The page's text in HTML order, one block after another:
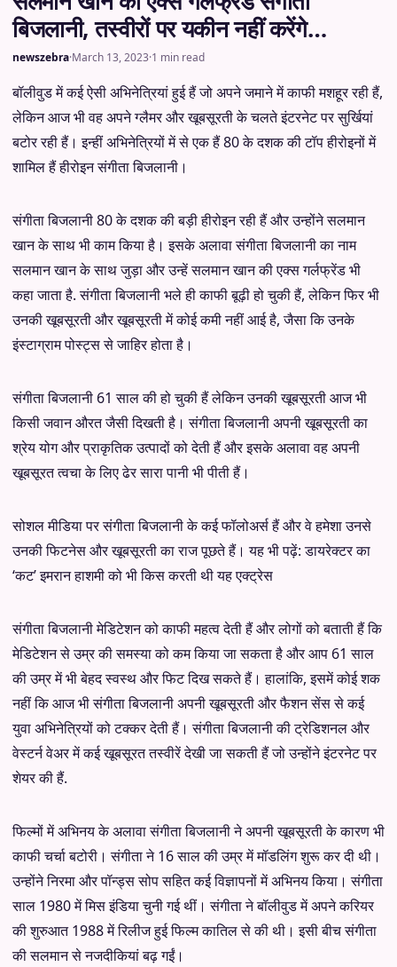
बिजलानी, तस्वीरों पर यकीन नहीं करेंगे…
newszebra·March 13, 2023·1 min read
बॉलीवुड में कई ऐसी अभिनेत्रियां हुई हैं जो अपने जमाने में काफी मशहूर रही हैं,
लेकिन आज भी वह अपने ग्लैमर और खूबसूरती के चलते इंटरनेट पर सुर्खियां
बटोर रही हैं। इन्हीं अभिनेत्रियों में से एक हैं 80 के दशक की टॉप हीरोइनों में
शामिल हैं हीरोइन संगीता बिजलानी।
संगीता बिजलानी 80 के दशक की बड़ी हीरोइन रही हैं और उन्होंने सलमान
खान के साथ भी काम किया है। इसके अलावा संगीता बिजलानी का नाम
सलमान खान के साथ जुड़ा और उन्हें सलमान खान की एक्स गर्लफ्रेंड भी
कहा जाता है. संगीता बिजलानी भले ही काफी बूढ़ी हो चुकी हैं, लेकिन फिर भी
उनकी खूबसूरती और खूबसूरती में कोई कमी नहीं आई है, जैसा कि उनके
इंस्टाग्राम पोस्ट्स से जाहिर होता है।
संगीता बिजलानी 61 साल की हो चुकी हैं लेकिन उनकी खूबसूरती आज भी
किसी जवान औरत जैसी दिखती है। संगीता बिजलानी अपनी खूबसूरती का
श्रेय योग और प्राकृतिक उत्पादों को देती हैं और इसके अलावा वह अपनी
खूबसूरत त्वचा के लिए ढेर सारा पानी भी पीती हैं।
सोशल मीडिया पर संगीता बिजलानी के कई फॉलोअर्स हैं और वे हमेशा उनसे
उनकी फिटनेस और खूबसूरती का राज पूछते हैं। यह भी पढ़ें: डायरेक्टर का
‘कट’ इमरान हाशमी को भी किस करती थी यह एक्ट्रेस
संगीता बिजलानी मेडिटेशन को काफी महत्व देती हैं और लोगों को बताती हैं कि
मेडिटेशन से उम्र की समस्या को कम किया जा सकता है और आप 61 साल
की उम्र में भी बेहद स्वस्थ और फिट दिख सकते हैं। हालांकि, इसमें कोई शक
नहीं कि आज भी संगीता बिजलानी अपनी खूबसूरती और फैशन सेंस से कई
युवा अभिनेत्रियों को टक्कर देती हैं। संगीता बिजलानी की ट्रेडिशनल और
वेस्टर्न वेअर में कई खूबसूरत तस्वीरें देखी जा सकती हैं जो उन्होंने इंटरनेट पर
शेयर की हैं.
फिल्मों में अभिनय के अलावा संगीता बिजलानी ने अपनी खूबसूरती के कारण भी
काफी चर्चा बटोरी। संगीता ने 16 साल की उम्र में मॉडलिंग शुरू कर दी थी।
उन्होंने निरमा और पॉन्ड्स सोप सहित कई विज्ञापनों में अभिनय किया। संगीता
साल 1980 में मिस इंडिया चुनी गई थीं। संगीता ने बॉलीवुड में अपने करियर
की शुरुआत 1988 में रिलीज हुई फिल्म कातिल से की थी। इसी बीच संगीता
की सलमान से नजदीकियां बढ़ गईं।